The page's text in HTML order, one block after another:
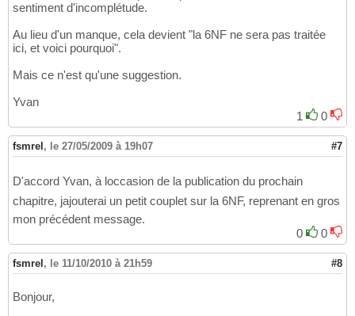
sentiment d'incomplétude.
Au lieu d'un manque, cela devient "la 6NF ne sera pas traitée
ici, et voici pourquoi".
Mais ce n'est qu'une suggestion.
Yvan
1
0
fsmrel , le 27/05/2009 à 19h07 #7
D'accord Yvan, à loccasion de la publication du prochain
chapitre, jajouterai un petit couplet sur la 6NF, reprenant en gros
mon précédent message.
0
0
fsmrel , le 11/10/2010 à 21h59 #8
Bonjour,